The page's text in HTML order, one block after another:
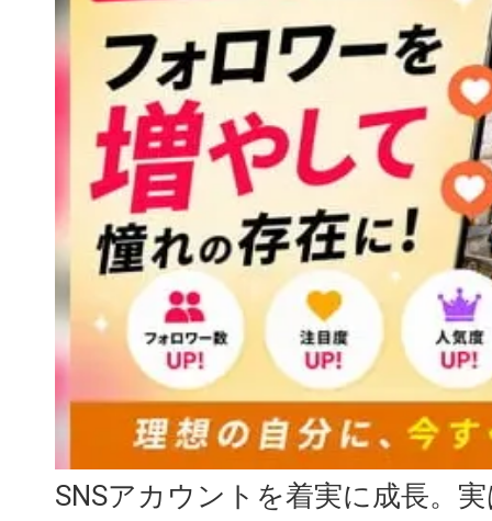
SNSアカウントを着実に成長。